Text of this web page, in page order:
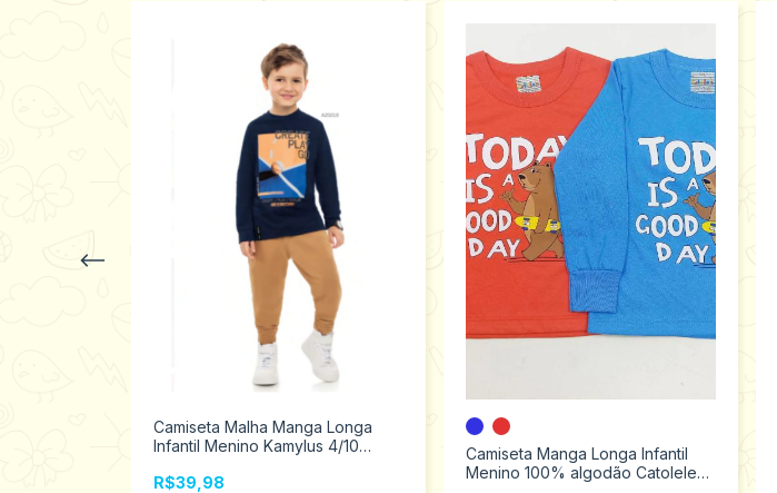
Camiseta Malha Manga Longa
Infantil Menino Kamylus 4/10
R$39,98
Camiseta Manga Longa Infantil
Menino 100% algodão Catolele